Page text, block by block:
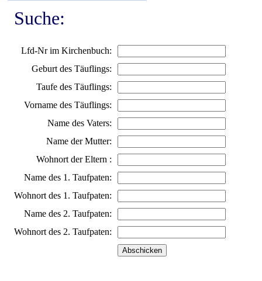
Suche:
Lfd-Nr im Kirchenbuch:
Geburt des Täuflings:
Taufe des Täuflings:
Vorname des Täuflings:
Name des Vaters:
Name der Mutter:
Wohnort der Eltern :
Name des 1. Taufpaten:
Wohnort des 1. Taufpaten:
Name des 2. Taufpaten:
Wohnort des 2. Taufpaten: